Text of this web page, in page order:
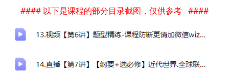
#### 以下是课程的部分目录截图，仅供参考 ####